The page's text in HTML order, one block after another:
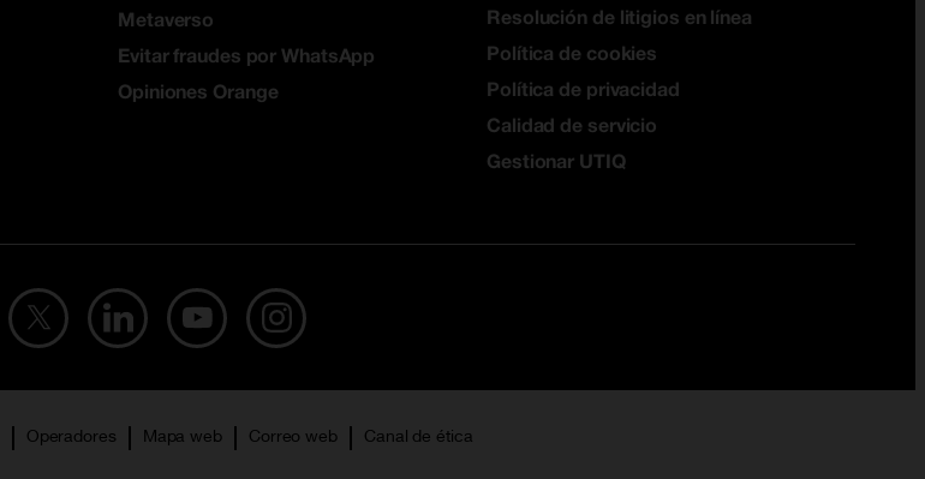
Metaverso
Evitar fraudes por WhatsApp
Opiniones Orange
Resolución de litigios en línea
Política de cookies
Política de privacidad
Calidad de servicio
Gestionar UTIQ
Operadores Mapa web Correo web Canal de ética